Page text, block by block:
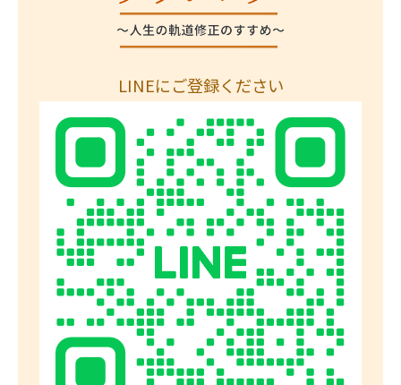
LINEにご登録ください